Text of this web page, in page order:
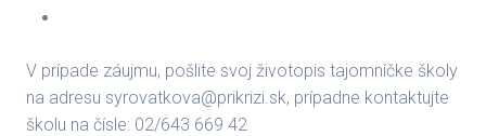
V prípade záujmu, pošlite svoj životopis tajomníčke školy
na adresu syrovatkova@prikrizi.sk, prípadne kontaktujte
školu na čísle: 02/643 669 42